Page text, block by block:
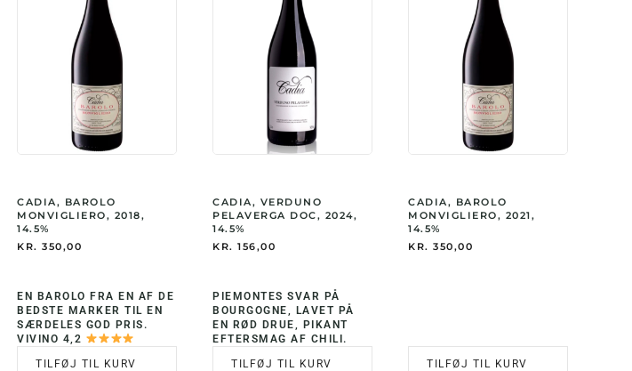
CADIA, BAROLO
MONVIGLIERO, 2018,
14.5%
KR. 350,00
EN BAROLO FRA EN AF DE
BEDSTE MARKER TIL EN
SÆRDELES GOD PRIS.
VIVINO 4,2
TILFØJ TIL KURV
CADIA, VERDUNO
PELAVERGA DOC, 2024,
14.5%
KR. 156,00
PIEMONTES SVAR PÅ
BOURGOGNE, LAVET PÅ
EN RØD DRUE, PIKANT
EFTERSMAG AF CHILI.
TILFØJ TIL KURV
CADIA, BAROLO
MONVIGLIERO, 2021,
14.5%
KR. 350,00
TILFØJ TIL KURV